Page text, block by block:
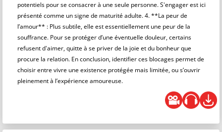
potentiels pour se consacrer à une seule personne. S'engager est ici
présenté comme un signe de maturité adulte. 4. **La peur de
l’amour** : Plus subtile, elle est essentiellement une peur de la
souffrance. Pour se protéger d’une éventuelle douleur, certains
refusent d'aimer, quitte à se priver de la joie et du bonheur que
procure la relation. En conclusion, identifier ces blocages permet de
choisir entre vivre une existence protégée mais limitée, ou s’ouvrir
pleinement à l’expérience amoureuse.